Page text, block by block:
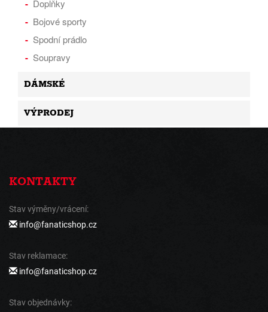
Doplňky
Bojové sporty
Spodní prádlo
Soupravy
DÁMSKÉ
VÝPRODEJ
KONTAKTY
Stav výměny/vrácení:
info@fanaticshop.cz
Stav reklamace:
info@fanaticshop.cz
Stav objednávky: